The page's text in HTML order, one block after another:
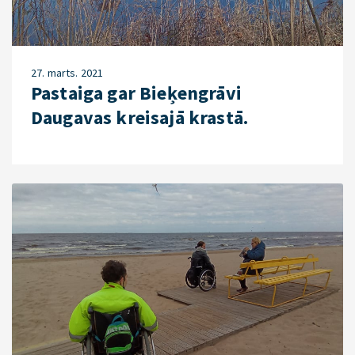
27. marts. 2021
Pastaiga gar Bieķengrāvi
Daugavas kreisajā krastā.